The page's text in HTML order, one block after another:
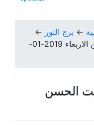
← برج الثور ←
حظك اليوم برج الثور ثابت الحسن الاربعاء 2019-01-
الحسن